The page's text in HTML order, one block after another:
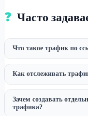
❓ Часто
Что такое трафик по
Как отслеживать
Зачем создавать
трафика?